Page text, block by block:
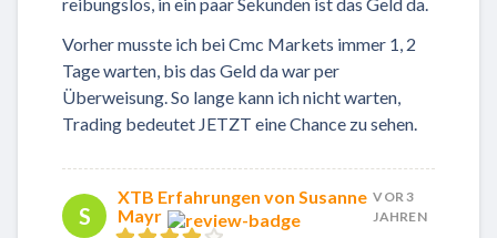
Vorher musste ich bei Cmc Markets immer 1, 2
Tage warten, bis das Geld da war per
Überweisung. So lange kann ich nicht warten,
Trading bedeutet JETZT eine Chance zu sehen.
S
XTB Erfahrungen von Susanne
Mayr
VOR 3
JAHREN